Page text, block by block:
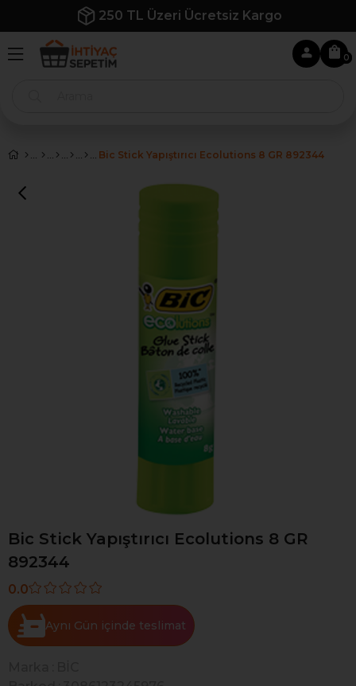
250 TL Üzeri Ücretsiz Kargo
0
Bic Stick Yapıştırıcı Ecolutions 8 GR 892344
Bic Stick Yapıştırıcı Ecolutions 8 GR
892344
0.0
Aynı Gün